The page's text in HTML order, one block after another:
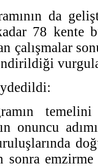
da
78 kente
çalışmalar
temelini
onuncu
sonra